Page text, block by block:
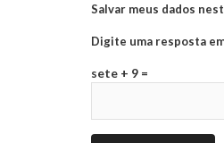
Salvar meus dados
Digite uma resposta
sete + 9 =